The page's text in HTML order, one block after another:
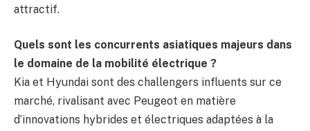
attractif.
Quels sont les concurrents asiatiques majeurs dans
le domaine de la mobilité électrique ?
Kia et Hyundai sont des challengers influents sur ce
marché, rivalisant avec Peugeot en matière
d’innovations hybrides et électriques adaptées à la